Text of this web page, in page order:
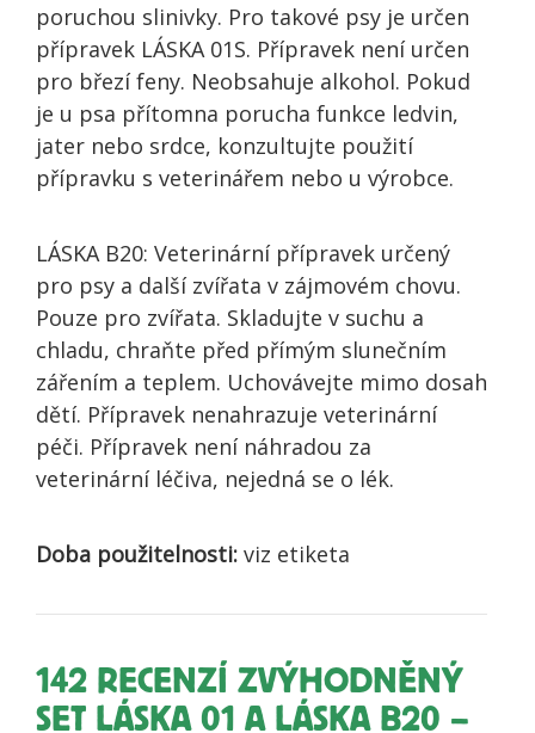
poruchou slinivky. Pro takové psy je určen
přípravek LÁSKA 01S. Přípravek není určen
pro březí feny. Neobsahuje alkohol. Pokud
je u psa přítomna porucha funkce ledvin,
jater nebo srdce, konzultujte použití
přípravku s veterinářem nebo u výrobce.
LÁSKA B20: Veterinární přípravek určený
pro psy a další zvířata v zájmovém chovu.
Pouze pro zvířata. Skladujte v suchu a
chladu, chraňte před přímým slunečním
zářením a teplem. Uchovávejte mimo dosah
dětí. Přípravek nenahrazuje veterinární
péči. Přípravek není náhradou za
veterinární léčiva, nejedná se o lék.
Doba použitelnosti: viz etiketa
142 RECENZÍ ZVÝHODNĚNÝ
SET LÁSKA 01 A LÁSKA B20 –